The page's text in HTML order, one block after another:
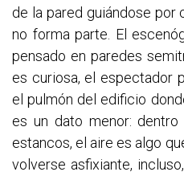
de la pared guiándose por
no forma parte. El
pensado en paredes
es curiosa, el espectador
el pulmón del edificio
es un dato menor:
estancos, el aire es algo
volverse asfixiante,